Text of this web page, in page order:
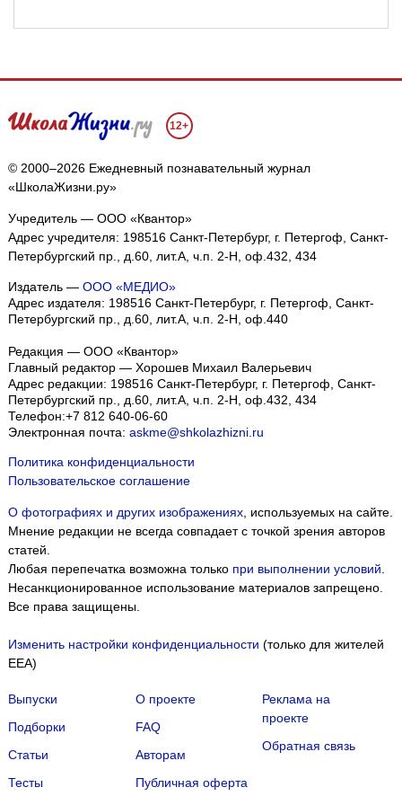
12+
© 2000–2026 Ежедневный познавательный журнал
«ШколаЖизни.ру»
Учредитель — ООО «Квантор»
Адрес учредителя: 198516 Санкт-Петербург, г. Петергоф, Санкт-
Петербургский пр., д.60, лит.А, ч.п. 2-Н, оф.432, 434
Издатель — ООО «МЕДИО»
Адрес издателя: 198516 Санкт-Петербург, г. Петергоф, Санкт-
Петербургский пр., д.60, лит.А, ч.п. 2-Н, оф.440
Редакция — ООО «Квантор»
Главный редактор — Хорошев Михаил Валерьевич
Адрес редакции: 198516 Санкт-Петербург, г. Петергоф, Санкт-
Петербургский пр., д.60, лит.А, ч.п. 2-Н, оф.432, 434
Телефон:+7 812 640-06-60
Электронная почта: askme@shkolazhizni.ru
Политика конфиденциальности
Пользовательское соглашение
О фотографиях и других изображениях, используемых на сайте.
Мнение редакции не всегда совпадает с точкой зрения авторов
статей.
Любая перепечатка возможна только при выполнении условий.
Несанкционированное использование материалов запрещено.
Все права защищены.
Изменить настройки конфиденциальности (только для жителей
EEA)
Выпуски
Подборки
Статьи
Тесты
О проекте
FAQ
Авторам
Публичная оферта
Реклама на
проекте
Обратная связь